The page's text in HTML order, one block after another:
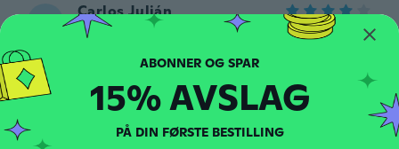
C Carlos Julián
Ble med i 2014 omtaler opplastinger
ca. 4 år siden
Ble med i 2021 · 60 omtaler · 16 opplastinger
15% AVSLAG
PÅ DIN FØRSTE BESTILLING